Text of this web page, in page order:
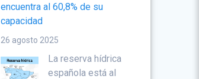
encuentra al 60,8% de su
capacidad
26 agosto 2025
La reserva hídrica
española está al